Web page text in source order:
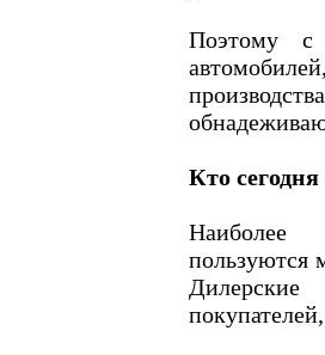
Поэтому с
Кто
Наиболее
пользуются